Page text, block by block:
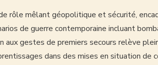
rôle mêlant géopolitique et sécurité,
de guerre contemporaine incluant
aux gestes de premiers secours relève
dans des mises en situation de